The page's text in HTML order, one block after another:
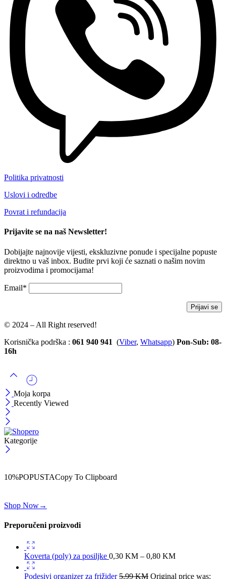
Politika privatnosti
Uslovi i odredbe
Povrat i refundacija
Prijavite se na naš Newsletter!
Dobijajte najnovije vijesti, ekskluzivne ponude i specijalne popuste
direktno u vaš inbox. Budite prvi koji će saznati o našim novim
proizvodima i promocijama!
Email*
© 2024 – All Right reserved!
Korisnička podrška : 061 940 941 (Viber, Whatsapp) Pon-Sub: 08-
16h
Moja korpa
Recently Viewed
Kategorije
10%POPUSTACopy To Clipboard
Shop Now→
Preporučeni proizvodi
Koverta (poly) za posiljke 0,30 KM – 0,80 KM
Podesivi organizer za frižider5,99KM Original price was: